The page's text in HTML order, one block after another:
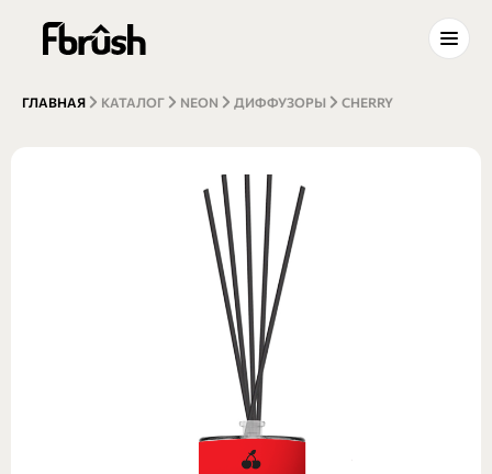
ГЛАВНАЯ КАТАЛОГ NEON ДИФФУЗОРЫ CHERRY